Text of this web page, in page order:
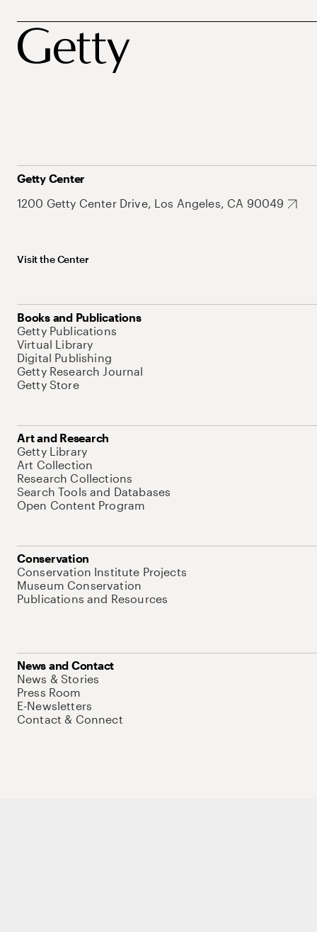
Getty Center
1200 Getty Center Drive, Los Angeles, CA 90049
Visit the Center
Books and Publications
Getty Publications
Virtual Library
Digital Publishing
Getty Research Journal
Getty Store
Art and Research
Getty Library
Art Collection
Research Collections
Search Tools and Databases
Open Content Program
Conservation
Conservation Institute Projects
Museum Conservation
Publications and Resources
News and Contact
News & Stories
Press Room
E-Newsletters
Contact & Connect